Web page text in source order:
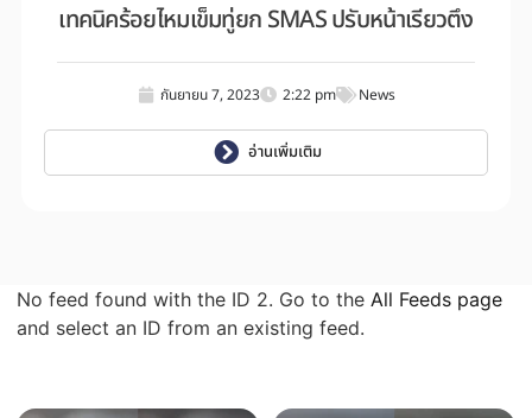
เทคนิคร้อยไหมเข็มทู่ยก SMAS ปรับหน้าเรียวตึง
กันยายน 7, 2023 2:22 pm News
อ่านเพิ่มเติม
No feed found with the ID 2. Go to the All Feeds page
and select an ID from an existing feed.